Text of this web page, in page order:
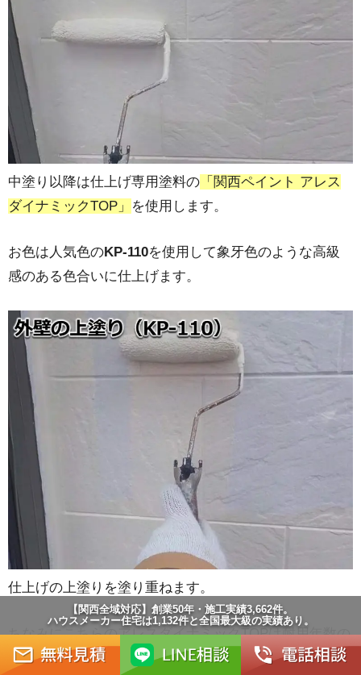
中塗り以降は仕上げ専用塗料の 「関西ペイント アレス
ダイナミックTOP」
を使用します。
お色は人気色のKP-110を使用して象牙色のような高級
感のある色合いに仕上げます。
仕上げの上塗りを塗り重ねます。
ちなみにこちらのアレスダイナミックTOPは耐用年数の
長さや費用がそこまで高額ではないという点から、大変
【関西全域対応】創業50年・施工実績3,662件。
ハウスメーカー住宅は1,132件と全国最大級の実績あり。